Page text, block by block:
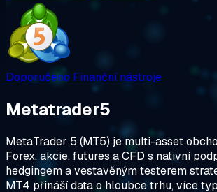
Doporučeno Finanční nástroje
Metatrader5
MetaTrader 5 (MT5) je multi-asset
Forex, akcie, futures a CFD s nativní
hedgingem a vestavěným testerem
MT4 přináší data o hloubce trhu, více